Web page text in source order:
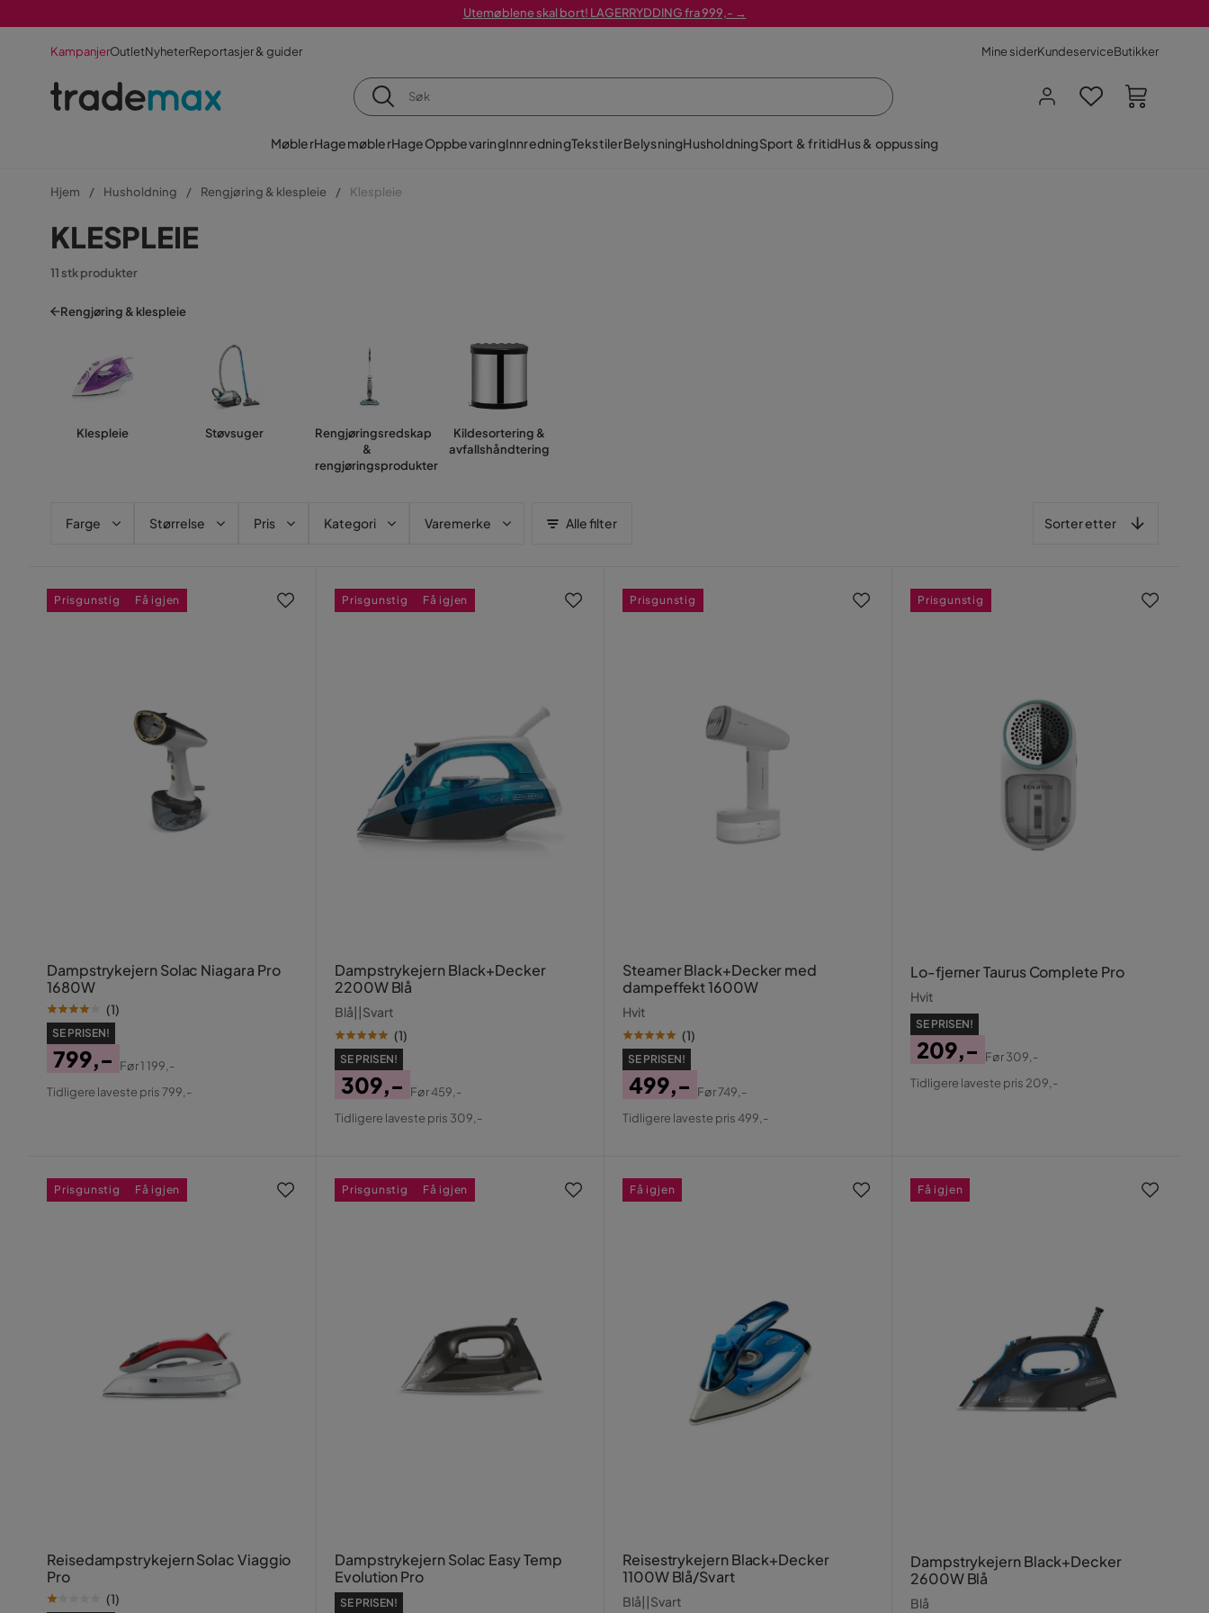
Utemøblene skal bort! LAGERRYDDING fra 999,- →
KampanjerOutletNyheterReportasjer & guider Mine siderKundeserviceButikker
MøblerHagemøblerHageOppbevaringInnredningTekstilerBelysningHusholdningSport & fritidHus & oppussing
Hjem Husholdning Rengjøring & klespleie Klespleie
KLESPLEIE
11 stk produkter
Rengjøring & klespleie
Klespleie Støvsuger
Rengjøringsredskap
&
rengjøringsprodukter
Kildesortering &
avfallshåndtering
Farge Størrelse Pris Kategori Varemerke Alle filter Sorter etter
Dampstrykejern Solac Niagara Pro
1680W
(1)
SE PRISEN!
Pris
799,-
Original
Før1 199,-
Tidligere laveste pris 799,-
Prisgunstig Få igjen
Dampstrykejern Black+Decker
2200W Blå
Blå||Svart
(1)
SE PRISEN!
Pris
309,-
Original
Før459,-
Tidligere laveste pris 309,-
Prisgunstig Få igjen
Steamer Black+Decker med
dampeffekt 1600W
Hvit
(1)
SE PRISEN!
Pris
499,-
Original
Før749,-
Tidligere laveste pris 499,-
Prisgunstig
Lo-fjerner Taurus Complete Pro
Hvit
SE PRISEN!
Pris
209,-
Original
Før309,-
Tidligere laveste pris 209,-
Prisgunstig
Reisedampstrykejern Solac Viaggio
Pro
(1)
Prisgunstig Få igjen
Dampstrykejern Solac Easy Temp
Evolution Pro
SE PRISEN!
Prisgunstig Få igjen
Reisestrykejern Black+Decker
1100W Blå/Svart
Blå||Svart
Få igjen
Dampstrykejern Black+Decker
2600W Blå
Blå
Få igjen